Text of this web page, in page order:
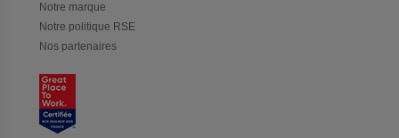
Notre marque
Notre politique RSE
Nos partenaires